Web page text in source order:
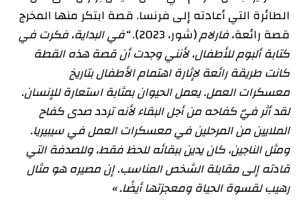
الطائرة التي أعادته إلى فرنسا. قصة ابتكر منها المخرج
قصة رائعة،فارلام(شور، 2023).
“في البداية، فكرت في
كتابة ألبوم للأطفال، لأنني وجدت أن قصة هذه القطة
كانت طريقة رائعة لإثارة اهتمام الأطفال بتاريخ
معسكرات العمل. يعمل الحيوان بمثابة استعارة للإنسان.
لقد أثر فيّ كفاحه من أجل البقاء لأنه تردد صدى كفاح
الملايين من المرحلين في معسكرات العمل في سيبيريا.
ومثل الناجين، كان يدين ببقائه للحظ فقط، وللصدفة التي
قادته إلى مقابلة الشخص المناسب. إن مصيره هو مثال
رهيب لقسوة الحياة ومعجزتها أيضًا.»